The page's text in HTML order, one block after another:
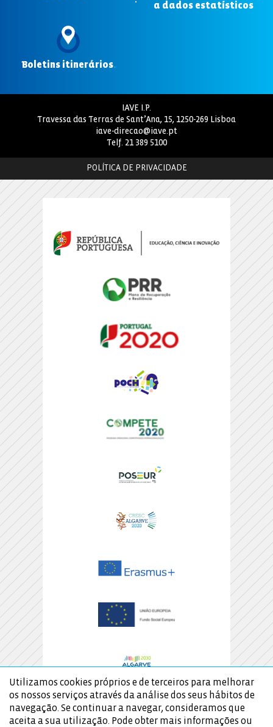
a dados estatísticos
Boletins itinerários.
IAVE I.P.
Travessa das Terras de Sant’Ana, 15, 1250-269 Lisboa
iave-direcao@iave.pt
Telf. 21 389 5100
POLÍTICA DE PRIVACIDADE
Utilizamos cookies próprios e de terceiros para melhorar
os nossos serviços através da análise dos seus hábitos de
navegação. Se continuar a navegar, consideramos que
aceita a sua utilização. Pode obter mais informações ou